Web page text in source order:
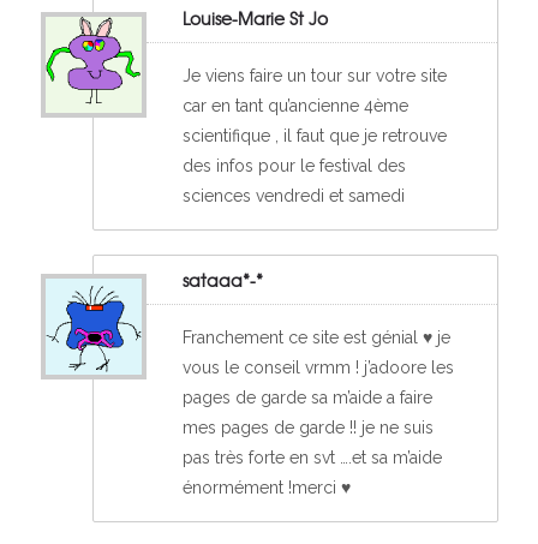
Louise-Marie St Jo
Je viens faire un tour sur votre site
car en tant qu’ancienne 4ème
scientifique , il faut que je retrouve
des infos pour le festival des
sciences vendredi et samedi
sataaa*-*
Franchement ce site est génial ♥ je
vous le conseil vrmm ! j’adoore les
pages de garde sa m’aide a faire
mes pages de garde !! je ne suis
pas très forte en svt ….et sa m’aide
énormément !merci ♥